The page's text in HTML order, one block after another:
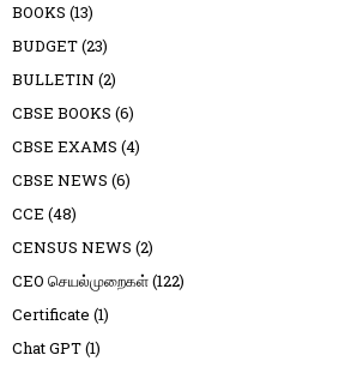
BOOKS (13)
BUDGET(23)
BULLETIN (2)
CBSE BOOKS (6)
CBSE EXAMS (4)
CBSE NEWS (6)
CCE (48)
CENSUS NEWS (2)
CEO செயல்முறைகள்(122)
Certificate (1)
Chat GPT(1)